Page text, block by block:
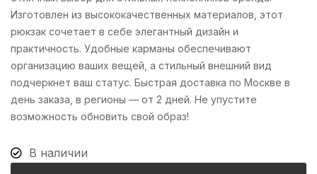
Изготовлен из высококачественных материалов, этот
рюкзак сочетает в себе элегантный дизайн и
практичность. Удобные карманы обеспечивают
организацию ваших вещей, а стильный внешний вид
подчеркнет ваш статус. Быстрая доставка по Москве в
день заказа, в регионы — от 2 дней. Не упустите
возможность обновить свой образ!
В наличии